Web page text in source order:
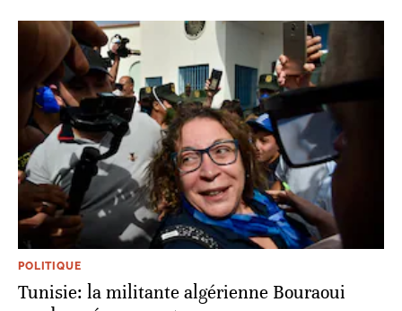
POLITIQUE
Tunisie: la militante algérienne Bouraoui